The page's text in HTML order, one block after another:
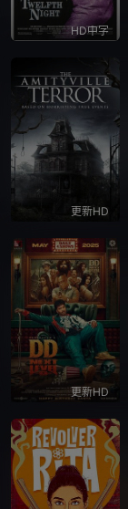
HD中字
更新HD
更新HD